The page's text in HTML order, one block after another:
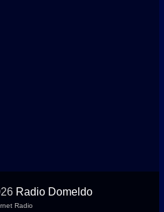
Radio Domeldo
Radio